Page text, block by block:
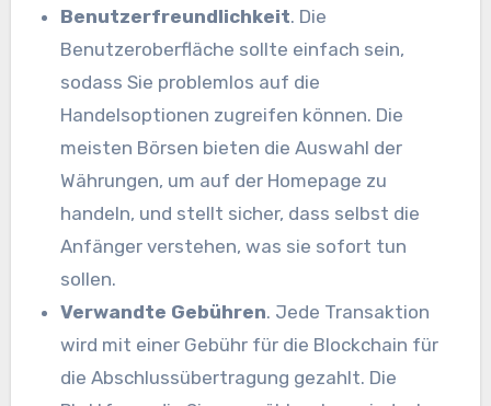
Benutzerfreundlichkeit. Die
Benutzeroberfläche sollte einfach sein,
sodass Sie problemlos auf die
Handelsoptionen zugreifen können. Die
meisten Börsen bieten die Auswahl der
Währungen, um auf der Homepage zu
handeln, und stellt sicher, dass selbst die
Anfänger verstehen, was sie sofort tun
sollen.
Verwandte Gebühren. Jede Transaktion
wird mit einer Gebühr für die Blockchain für
die Abschlussübertragung gezahlt. Die